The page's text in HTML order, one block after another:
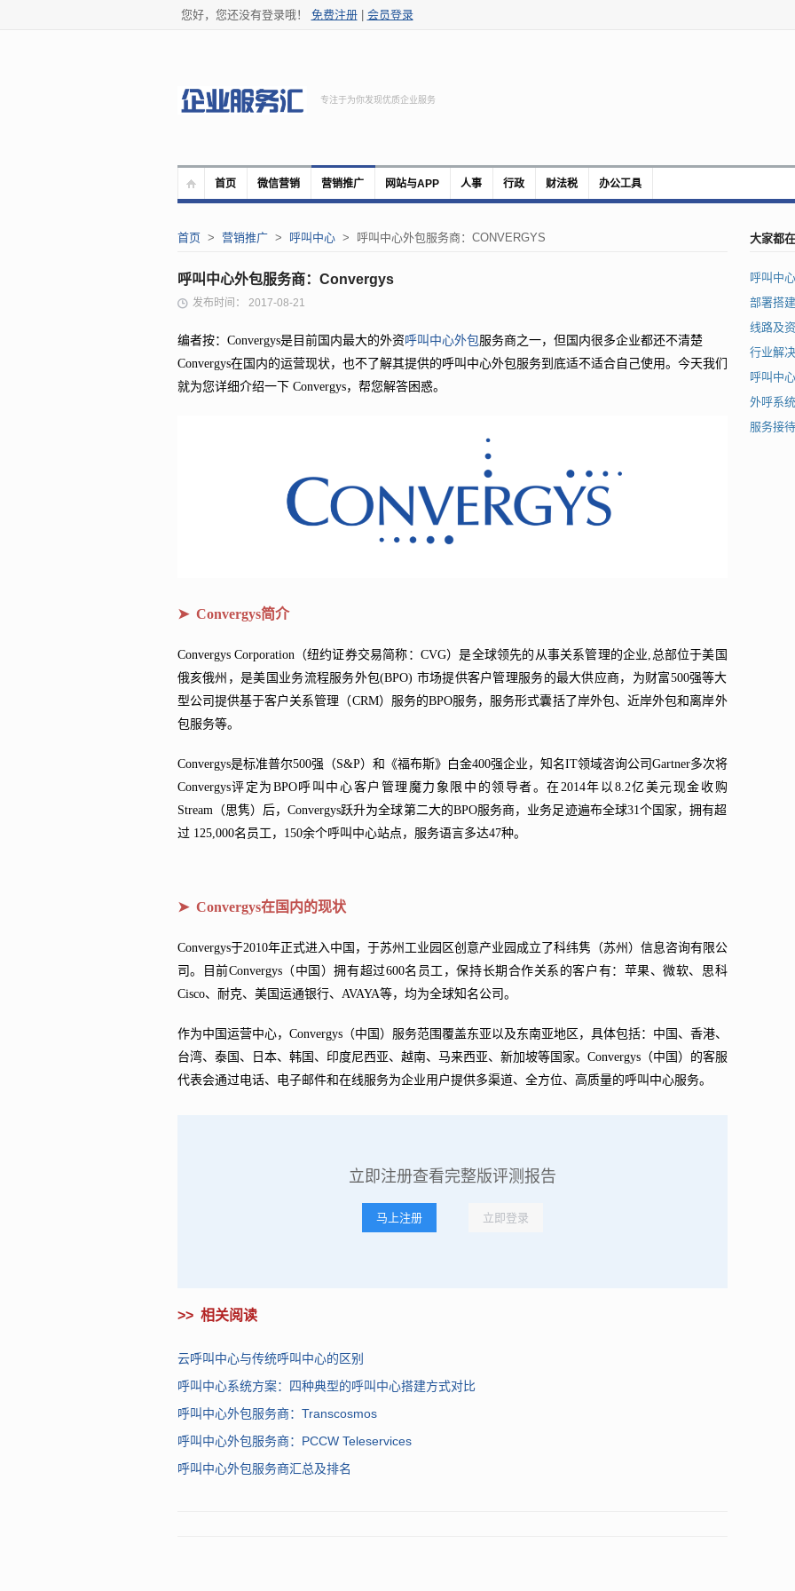
您好，您还没有登录哦！ 免费注册| 会员登录
专注于为你发现优质企业服务
首页 微信营销 营销推广 网站与APP 人事 行政 财法税 办公工具
首页> 营销推广> 呼叫中心> 呼叫中心外包服务商：CONVERGYS
呼叫中心外包服务商：Convergys
发布时间： 2017-08-21
编者按：Convergys是目前国内最大的外资呼叫中心外包服务商之一，但国内很多企业都还不清楚
Convergys在国内的运营现状，也不了解其提供的呼叫中心外包服务到底适不适合自己使用。今天我们
就为您详细介绍一下 Convergys，帮您解答困惑。
➤ Convergys简介
Convergys Corporation（纽约证券交易简称：CVG）是全球领先的从事关系管理的企业,总部位于美国
俄亥俄州，是美国业务流程服务外包(BPO) 市场提供客户管理服务的最大供应商，为财富500强等大
型公司提供基于客户关系管理（CRM）服务的BPO服务，服务形式囊括了岸外包、近岸外包和离岸外
包服务等。
Convergys是标准普尔500强（S&P）和《福布斯》白金400强企业，知名IT领域咨询公司Gartner多次将
Convergys评定为BPO呼叫中心客户管理魔力象限中的领导者。在2014年以8.2亿美元现金收购
Stream（思隽）后，Convergys跃升为全球第二大的BPO服务商，业务足迹遍布全球31个国家，拥有超
过 125,000名员工，150余个呼叫中心站点，服务语言多达47种。
➤ Convergys在国内的现状
Convergys于2010年正式进入中国，于苏州工业园区创意产业园成立了科纬隽（苏州）信息咨询有限公
司。目前Convergys（中国）拥有超过600名员工，保持长期合作关系的客户有：苹果、微软、思科
Cisco、耐克、美国运通银行、AVAYA等，均为全球知名公司。
作为中国运营中心，Convergys（中国）服务范围覆盖东亚以及东南亚地区，具体包括：中国、香港、
台湾、泰国、日本、韩国、印度尼西亚、越南、马来西亚、新加坡等国家。Convergys（中国）的客服
代表会通过电话、电子邮件和在线服务为企业用户提供多渠道、全方位、高质量的呼叫中心服务。
呼叫中心外包领域中属于第一梯队。其客户群体以500强企业和大型跨国企业为主，大多数业务都是
另一方面，Convergys的坐席成本相比于国内其它的二三线外包商来说也明显要昂贵一些，因此并不太
立即注册查看完整版评测报告
马上注册 立即登录
>> 相关阅读
云呼叫中心与传统呼叫中心的区别
呼叫中心系统方案：四种典型的呼叫中心搭建方式对比
呼叫中心外包服务商：Transcosmos
呼叫中心外包服务商：PCCW Teleservices
呼叫中心外包服务商汇总及排名
大家都
呼叫中
部署搭建
线路及
行业解
呼叫中
外呼系统
服务接待